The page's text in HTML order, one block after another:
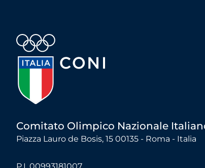
Comitato Olimpico Nazionale
Piazza Lauro de Bosis, 15 00135 - Roma - Italia